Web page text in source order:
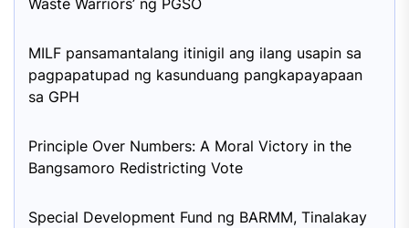
MILF pansamantalang itinigil ang ilang usapin sa
pagpapatupad ng kasunduang pangkapayapaan
sa GPH
Principle Over Numbers: A Moral Victory in the
Bangsamoro Redistricting Vote
Special Development Fund ng BARMM, Tinalakay